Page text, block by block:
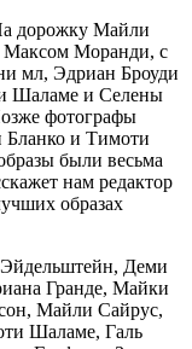
дорожку Майли
Максом Моранди, с
мл, Эдриан Броуди
Шаламе и Селены
фотографы
Бланко и Тимоти
были весьма
нам редактор
образах
Деми
Гранде, Майки
Майли Сайрус,
Шаламе, Галь